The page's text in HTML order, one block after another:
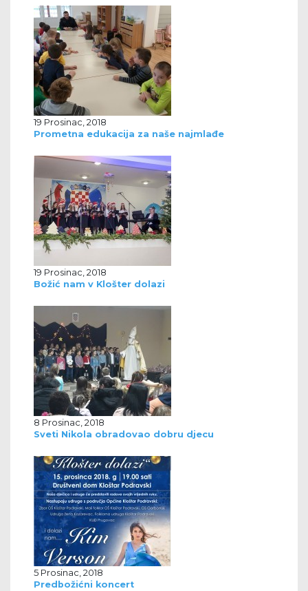
19 Prosinac, 2018
Prometna edukacija za naše najmlađe
19 Prosinac, 2018
Božić nam v Klošter dolazi
8 Prosinac, 2018
Sveti Nikola obradovao dobru djecu
5 Prosinac, 2018
Predbožićni koncert